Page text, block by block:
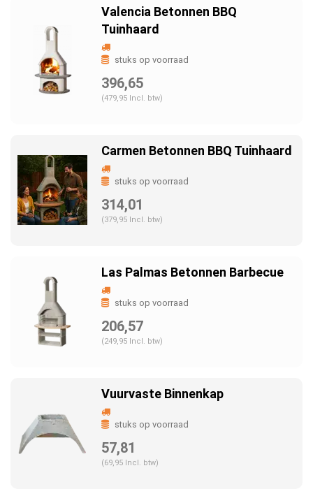
Valencia Betonnen BBQ
Tuinhaard
stuks op voorraad
396,65
(479,95 Incl. btw)
Carmen Betonnen BBQ Tuinhaard
stuks op voorraad
314,01
(379,95 Incl. btw)
Las Palmas Betonnen Barbecue
stuks op voorraad
206,57
(249,95 Incl. btw)
Vuurvaste Binnenkap
stuks op voorraad
57,81
(69,95 Incl. btw)